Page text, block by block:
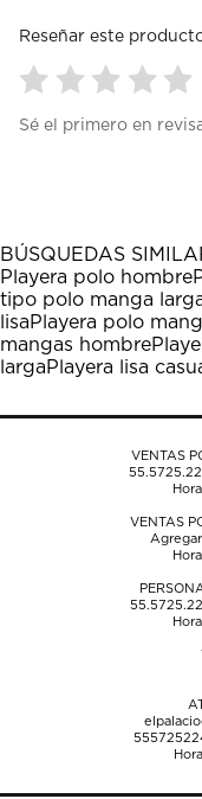
Reseñar este
para
1
estrella
Esta
acción
abrirá
el
formulario
envío.
para
estrellas.
Esta
acción
abrirá
el
formulario
envío.
para
estrellas.
Esta
acción
abrirá
el
formulario
envío.
para
Esta
acción
abrirá
el
envío.
Esta
el
Sé el primero en
BÚSQUEDAS
Playera polo hombre
tipo polo manga
lisaPlayera polo
mangas hombre
largaPlayera lisa
VENTAS
VENTAS